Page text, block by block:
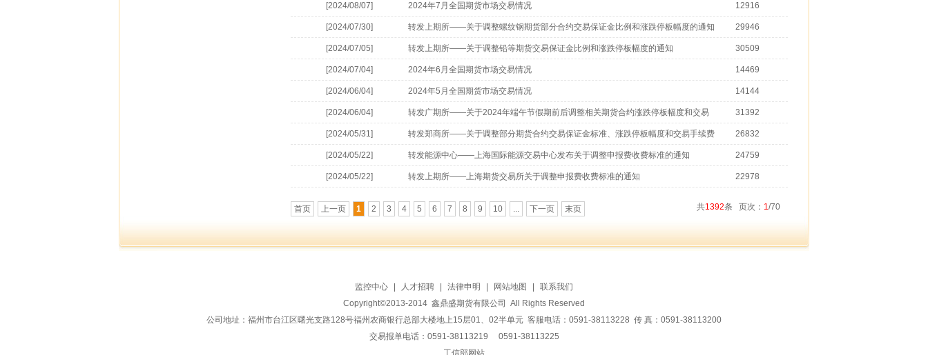
[2024/08/07] 2024年7月全国期货市场交易情况 12916
[2024/07/30] 转发上期所——关于调整螺纹钢期货部分合约交易保证金比例和涨跌停板幅度的通知 29946
[2024/07/05] 转发上期所——关于调整铅等期货交易保证金比例和涨跌停板幅度的通知 30509
[2024/07/04] 2024年6月全国期货市场交易情况 14469
[2024/06/04] 2024年5月全国期货市场交易情况 14144
[2024/06/04] 转发广期所——关于2024年端午节假期前后调整相关期货合约涨跌停板幅度和交易
保证金标准的通知
31392
[2024/05/31] 转发郑商所——关于调整部分期货合约交易保证金标准、涨跌停板幅度和交易手续费
标准的通知
26832
[2024/05/22] 转发能源中心——上海国际能源交易中心发布关于调整申报费收费标准的通知 24759
[2024/05/22] 转发上期所——上海期货交易所关于调整申报费收费标准的通知 22978
首页 上一页 1 2 3 4 5 6 7 8 9 10 ... 下一页 末页 共1392条 页次： 1/70
监控中心 人才招聘 法律申明 网站地图
联系我们
Copyright©2013-2014 鑫鼎盛期货有限公司 All Rights Reserved
公司地址：福州市台江区曙光支路128号福州农商银行总部大楼地上15层01、02半单元 客服电话：0591-38113228 传 真：0591-38113200
交易报单电话：0591-38113219 0591-38113225
工信部网站